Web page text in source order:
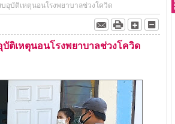
อุบัติเหตุนอนโรงพยาบาลช่วงโควิด
ติเหตุนอนโรงพยาบาลช่วงโควิด